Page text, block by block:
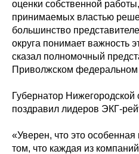
оценки собственной
принимаемых властью
большинство
округа понимает важность
сказал полномочный
Приволжском федеральном
Губернатор Нижегородской
поздравил лидеров ЭКГ-
«Уверен, что это
том, что каждая из